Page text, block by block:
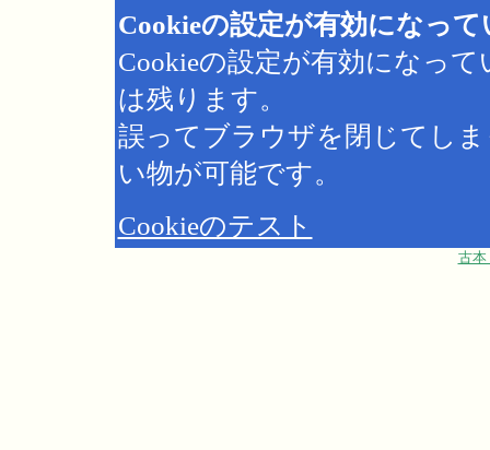
Cookieの設定が有効になっ
Cookieの設定が有効になっ
は残ります。
誤ってブラウザを閉じてし
い物が可能です。
Cookieのテスト
古本